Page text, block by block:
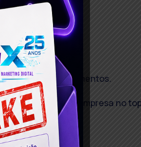
com todos os segmentos.
Sites SEO . Sua empresa no